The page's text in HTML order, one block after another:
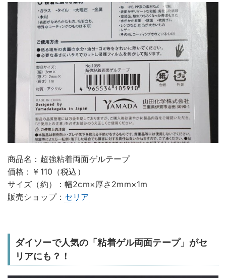
商品名：超強粘着両面ゲルテープ
価格：￥110（税込）
サイズ（約）：幅2cm×厚さ2mm×1m
販売ショップ： セリア
ダイソーで人気の「粘着ゲル両面テープ」がセ
リアにも？！